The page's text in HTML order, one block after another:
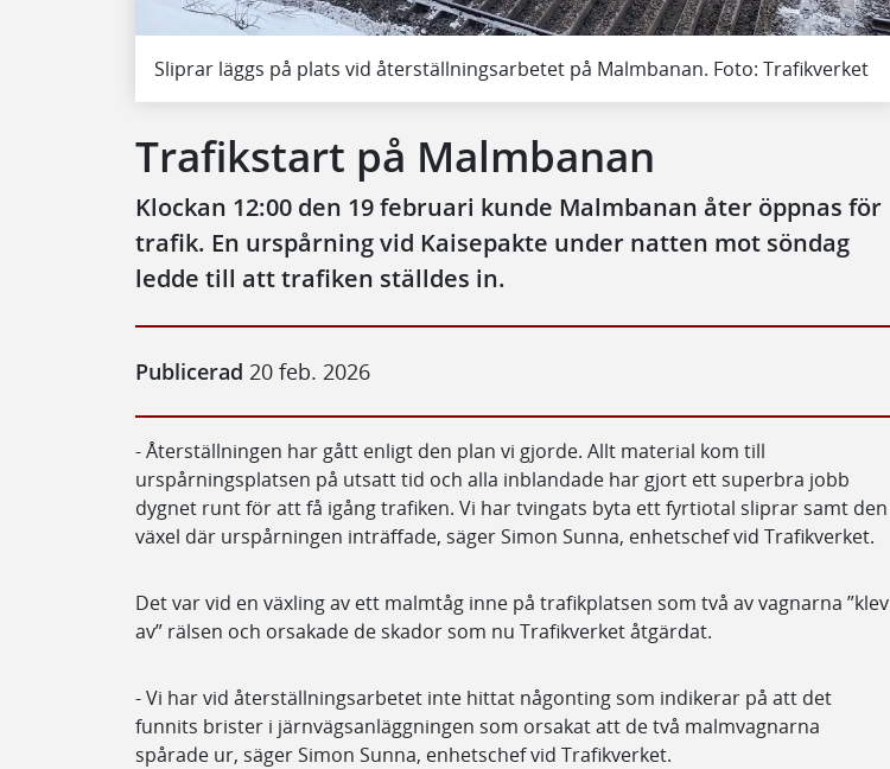
Sliprar läggs på plats vid återställningsarbetet på Malmbanan. Foto: Trafikverket
Trafikstart på Malmbanan
Klockan 12:00 den 19 februari kunde Malmbanan åter öppnas för
trafik. En urspårning vid Kaisepakte under natten mot söndag
ledde till att trafiken ställdes in.
Publicerad 20 feb. 2026
- Återställningen har gått enligt den plan vi gjorde. Allt material kom till
urspårningsplatsen på utsatt tid och alla inblandade har gjort ett superbra jobb
dygnet runt för att få igång trafiken. Vi har tvingats byta ett fyrtiotal sliprar samt den
växel där urspårningen inträffade, säger Simon Sunna, enhetschef vid Trafikverket.
Det var vid en växling av ett malmtåg inne på trafikplatsen som två av vagnarna ”klev
av” rälsen och orsakade de skador som nu Trafikverket åtgärdat.
- Vi har vid återställningsarbetet inte hittat någonting som indikerar på att det
funnits brister i järnvägsanläggningen som orsakat att de två malmvagnarna
spårade ur, säger Simon Sunna, enhetschef vid Trafikverket.